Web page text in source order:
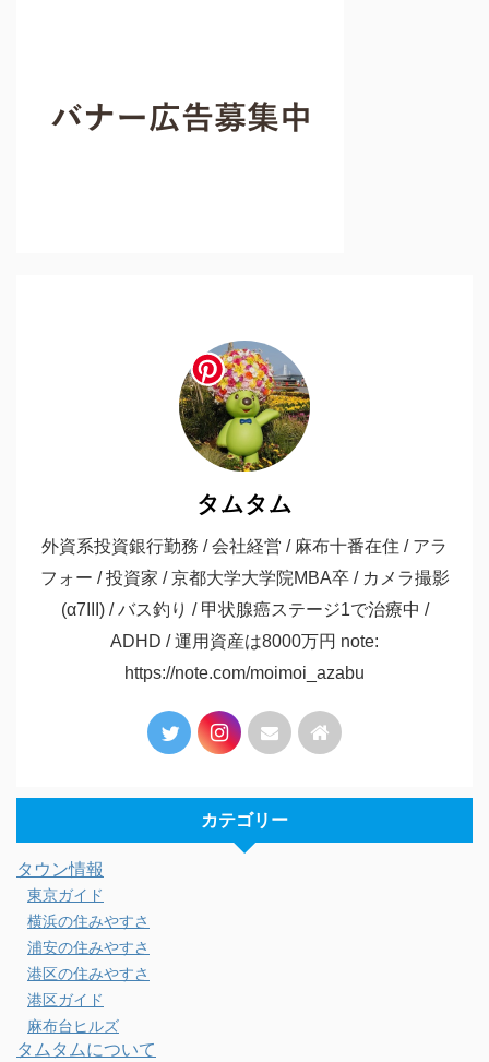
タムタム
外資系投資銀行勤務 / 会社経営 / 麻布十番在住 / アラ
フォー / 投資家 / 京都大学大学院MBA卒 / カメラ撮影
(α7III) / バス釣り / 甲状腺癌ステージ1で治療中 /
ADHD / 運用資産は8000万円 note:
https://note.com/moimoi_azabu
カテゴリー
タウン情報
東京ガイド
横浜の住みやすさ
浦安の住みやすさ
港区の住みやすさ
港区ガイド
麻布台ヒルズ
タムタムについて